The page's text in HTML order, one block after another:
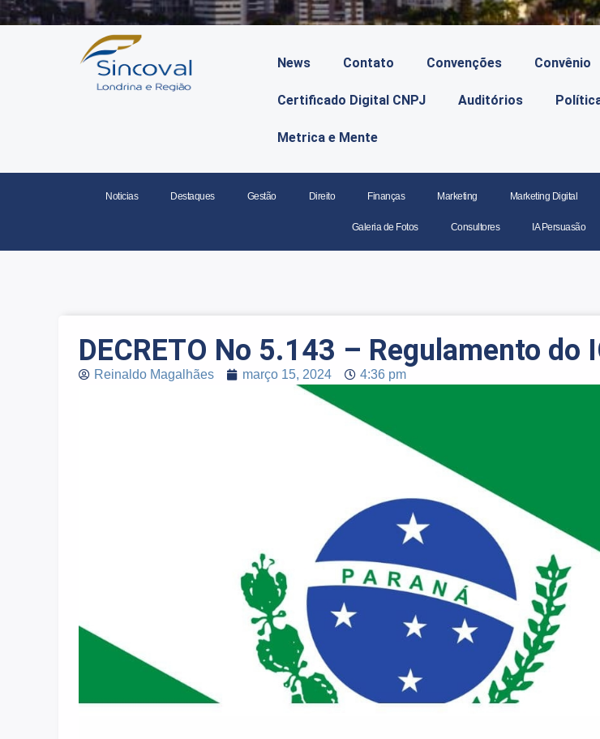
News Contato Convenções Convênio
Certificado Digital CNPJ Auditórios
Metrica e Mente
Noticias Destaques Gestão Direito Finanças Marketing Marketing Digital
Galeria de Fotos Consultores IA Persuasão
DECRETO No 5.143 – Regulamento do
Reinaldo Magalhães março 15, 2024 4:36 pm